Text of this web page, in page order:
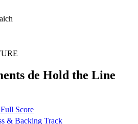
de Hold the Line
Score
& Backing Track